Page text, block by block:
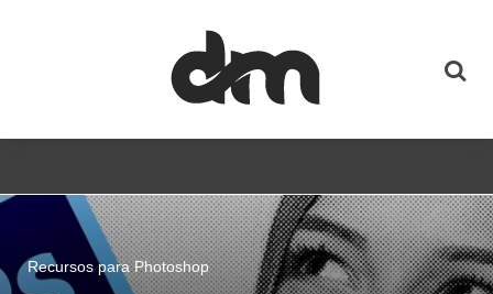
Recursos para Photoshop